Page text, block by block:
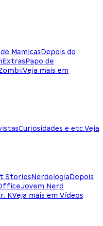
MamicasDepois do
ExtrasPapo de
Veja mais em
Curiosidades e etc.Veja
StoriesNerdologiaDepois
Jovem Nerd
KVeja mais em Vídeos